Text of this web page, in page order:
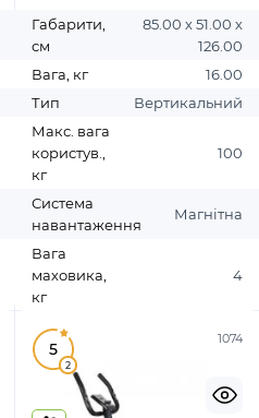
Габарити,
см
85.00 х 51.00 х
126.00
Вага, кг
16.00
Тип
Вертикальний
Макс. вага
користув.,
кг
100
Система
навантаження
Магнітна
Вага
маховика,
кг
4
1074
5
2